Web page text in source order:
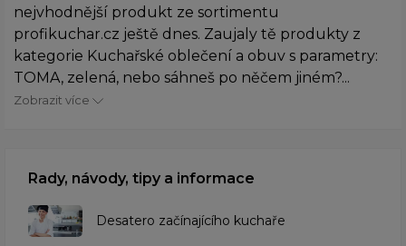
nejvhodnější produkt ze sortimentu
profikuchar.cz ještě dnes. Zaujaly tě produkty z
kategorie Kuchařské oblečení a obuv s parametry:
TOMA, zelená, nebo sáhneš po něčem jiném?...
Zobrazit více
Rady, návody, tipy a informace
Desatero začínajícího kuchaře